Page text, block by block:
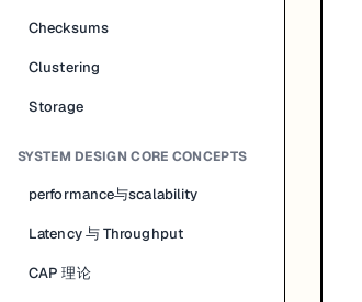
Checksums
Clustering
Storage
SYSTEM DESIGN CORE CONCEPTS
performance与scalability
Latency 与 Throughput
CAP 理论